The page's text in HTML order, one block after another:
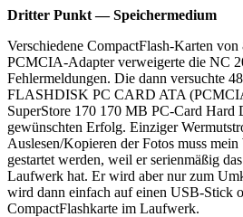
Dritter Punkt — Speichermedium
Verschiedene CompactFlash-Karten
PCMCIA-Adapter verweigerte die NC
Fehlermeldungen. Die dann versuchte
FLASHDISK PC CARD ATA
SuperStore 170 170 MB PC-Card Hard
gewünschten Erfolg. Einziger
Auslesen/Kopieren der Fotos muss
gestartet werden, weil er serienmäßig
Laufwerk hat. Er wird aber nur zum
wird dann einfach auf einen USB-Stick
CompactFlashkarte im Laufwerk.